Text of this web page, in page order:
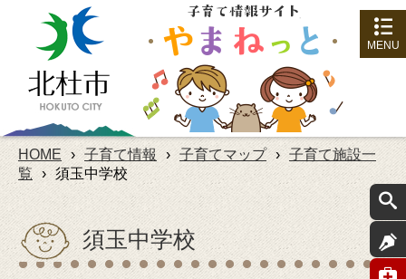
MENU
HOME › 子育て情報 › 子育てマップ › 子育て施設一
覧 › 須玉中学校
須玉中学校